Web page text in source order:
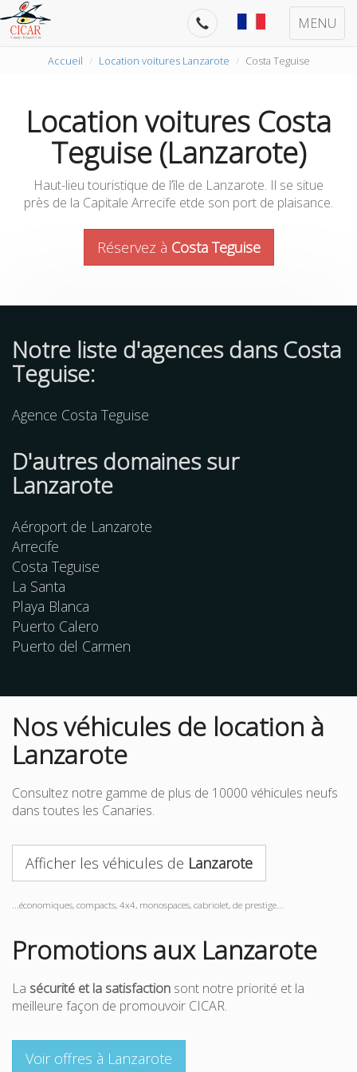
MENU
Accueil Location voitures Lanzarote Costa Teguise
Location voitures Costa
Teguise (Lanzarote)
Haut-lieu touristique de l’île de Lanzarote. Il se situe
près de la Capitale Arrecife etde son port de plaisance.
Réservez à Costa Teguise
Notre liste d'agences dans Costa
Teguise:
Agence Costa Teguise
D'autresdomainessur
Lanzarote
Aéroport de Lanzarote
Arrecife
Costa Teguise
La Santa
Playa Blanca
Puerto Calero
Puerto del Carmen
Nos véhicules de location à
Lanzarote
Consultez notre gamme de plus de 10000 véhicules neufs
dans toutes les Canaries.
Afficher les véhicules de Lanzarote
...économiques, compacts, 4x4, monospaces, cabriolet, de prestige...
Promotions aux Lanzarote
La sécurité et la satisfaction sont notre priorité et la
meilleure façon de promouvoir CICAR.
Voir offres à Lanzarote